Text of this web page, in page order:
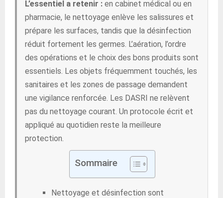
L’essentiel a retenir : en cabinet médical ou en
pharmacie, le nettoyage enlève les salissures et
prépare les surfaces, tandis que la désinfection
réduit fortement les germes. L’aération, l’ordre
des opérations et le choix des bons produits sont
essentiels. Les objets fréquemment touchés, les
sanitaires et les zones de passage demandent
une vigilance renforcée. Les DASRI ne relèvent
pas du nettoyage courant. Un protocole écrit et
appliqué au quotidien reste la meilleure
protection.
Sommaire
Nettoyage et désinfection sont